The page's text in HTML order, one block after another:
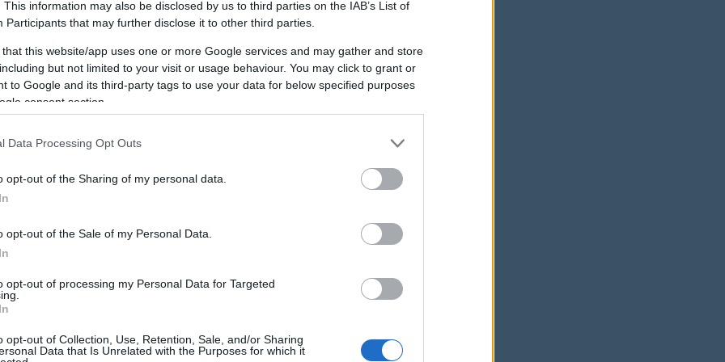
This information may also be disclosed by us to third parties on the IAB’s List of
Participants that may further disclose it to other third parties.
that this website/app uses one or more Google services and may gather and store
but not limited to your visit or usage behaviour. You may click to grant or
to Google and its third-party tags to use your data for below specified purposes
consent section.
Data Processing Opt Outs
opt-out of the Sharing of my personal data.
opt-out of the Sale of my Personal Data.
opt-out of processing my Personal Data for Targeted
opt-out of Collection, Use, Retention, Sale, and/or Sharing
Data that Is Unrelated with the Purposes for which it
azok asötét sikátorok, ahová senki sem néz be
hibás attribúció, rosszul beállított események).
konzultáció nem attól „AI", hogy mindenre ráírjuk, hogy
és a döntéseket egyetlen rendszerként kezeli
gyorsítónak, nagyítónak, és néha fémdetektornak.
célja nem az, hogy kapsz egy „szép
hogy kapj: